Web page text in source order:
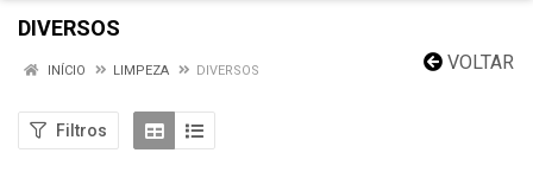
DIVERSOS
VOLTAR
INÍCIO LIMPEZA DIVERSOS
Filtros